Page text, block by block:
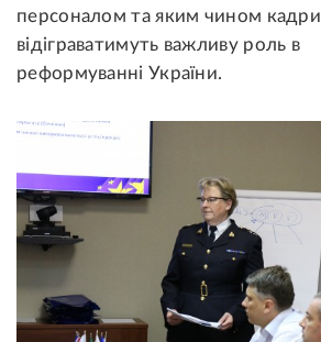
персоналом та яким чином кадри
відіграватимуть важливу роль в
реформуванні України.